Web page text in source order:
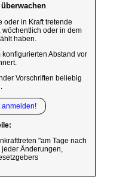
oder in Kraft tretende
wöchentlich oder in dem
haben.
Abstand vor
Vorschriften beliebig
anmelden!
"am Tage nach
jeder Änderungen,